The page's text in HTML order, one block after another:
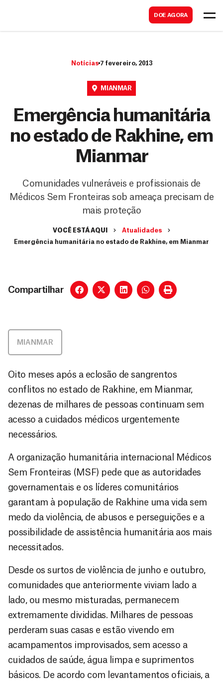
DOE AGORA
Notícias 7 fevereiro, 2013
MIANMAR
Emergência humanitária
no estado de Rakhine, em
Mianmar
Comunidades vulneráveis e profissionais de
Médicos Sem Fronteiras sob ameaça precisam de
mais proteção
VOCÊ ESTÁ AQUI
Atualidades
Emergência humanitária no estado de Rakhine, em Mianmar
Compartilhar
MIANMAR
Oito meses após a eclosão de sangrentos
conflitos no estado de Rakhine, em Mianmar,
dezenas de milhares de pessoas continuam sem
acesso a cuidados médicos urgentemente
necessários.
A organização humanitária internacional Médicos
Sem Fronteiras (MSF) pede que as autoridades
governamentais e os líderes comunitários
garantam à população de Rakhine uma vida sem
medo da violência, de abusos e perseguições e a
possibilidade de assistência humanitária aos mais
necessitados.
Desde os surtos de violência de junho e outubro,
comunidades que anteriormente viviam lado a
lado, ou mesmo misturadas, permanecem
extremamente divididas. Milhares de pessoas
perderam suas casas e estão vivendo em
acampamentos improvisados, sem acesso a
cuidados de saúde, água limpa e suprimentos
básicos. De acordo com levantamentos oficiais, a
a
r